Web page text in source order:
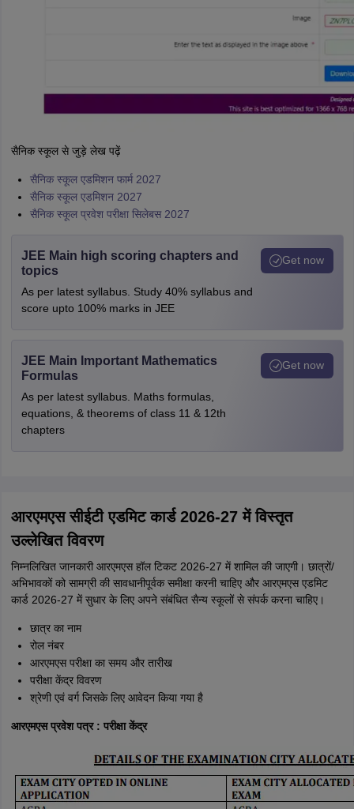
सैनिक स्कूल से जुड़े लेख पढ़ें
सैनिक स्कूल एडमिशन फार्म 2027
सैनिक स्कूल एडमिशन 2027
सैनिक स्कूल प्रवेश परीक्षा सिलेबस 2027
JEE Main high scoring chapters and
topics
As per latest syllabus. Study 40% syllabus and
score upto 100% marks in JEE
Get now
JEE Main Important Mathematics
Formulas
As per latest syllabus. Maths formulas,
equations, & theorems of class 11 & 12th
chapters
Get now
आरएमएस सीईटी एडमिट कार्ड 2026-27 में विस्तृत
उल्लेखित विवरण
निम्नलिखित जानकारी आरएमएस हॉल टिकट 2026-27 में शामिल की जाएगी। छात्रों/
अभिभावकों को सामग्री की सावधानीपूर्वक समीक्षा करनी चाहिए और आरएमएस एडमिट
कार्ड 2026-27 में सुधार के लिए अपने संबंधित सैन्य स्कूलों से संपर्क करना चाहिए।
छात्र का नाम
रोल नंबर
आरएमएस परीक्षा का समय और तारीख
परीक्षा केंद्र विवरण
श्रेणी एवं वर्ग जिसके लिए आवेदन किया गया है
आरएमएस प्रवेश पत्र : परीक्षा केंद्र